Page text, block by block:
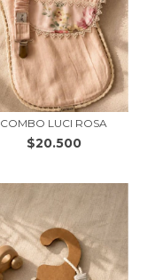
COMBO LUCI ROSA
$20.500